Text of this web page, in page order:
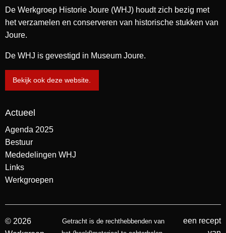
De Werkgroep Historie Joure (WHJ) houdt zich bezig met
het verzamelen en conserveren van historische stukken van
Joure.
De WHJ is gevestigd in Museum Joure.
Bekijk ook deze website.
Actueel
Agenda 2025
Bestuur
Mededelingen WHJ
Links
Werkgroepen
© 2026
Getracht is de rechthebbenden van
een recept